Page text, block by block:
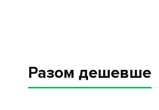
Разом дешевше